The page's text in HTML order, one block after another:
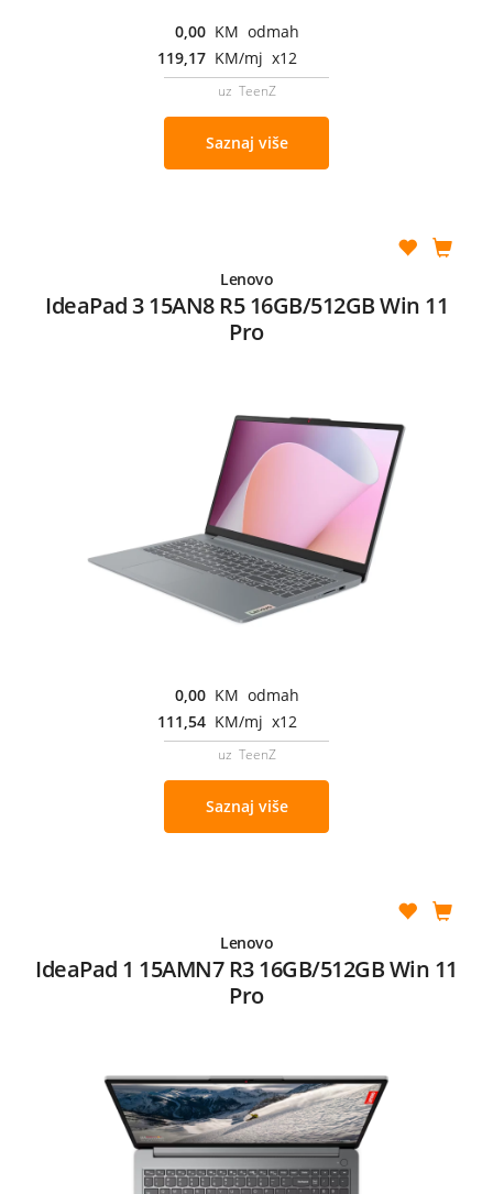
0,00 KM odmah
119,17 KM/mj x12
uz TeenZ
Saznaj više
Lenovo
IdeaPad 3 15AN8 R5 16GB/512GB Win 11
Pro
0,00 KM odmah
111,54 KM/mj x12
uz TeenZ
Saznaj više
Lenovo
IdeaPad 1 15AMN7 R3 16GB/512GB Win 11
Pro